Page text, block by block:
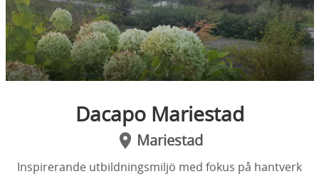
Dacapo Mariestad
Mariestad
Inspirerande utbildningsmiljö med fokus på hantverk